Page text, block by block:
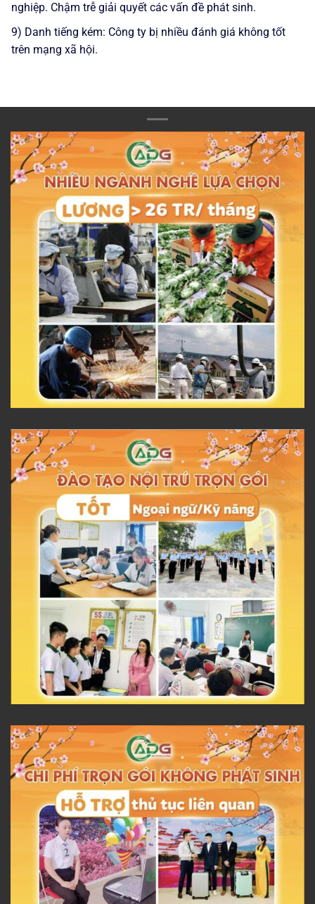
nghiệp. Chậm trễ giải quyết các vấn đề phát sinh.
9) Danh tiếng kém: Công ty bị nhiều đánh giá không tốt
trên mạng xã hội.